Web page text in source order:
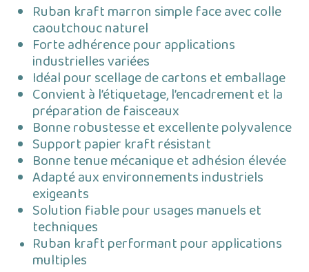
Ruban kraft marron simple face avec colle
caoutchouc naturel
Forte adhérence pour applications
industrielles variées
Idéal pour scellage de cartons et emballage
Convient à l’étiquetage, l’encadrement et la
préparation de faisceaux
Bonne robustesse et excellente polyvalence
Support papier kraft résistant
Bonne tenue mécanique et adhésion élevée
Adapté aux environnements industriels
exigeants
Solution fiable pour usages manuels et
techniques
Ruban kraft performant pour applications
multiples